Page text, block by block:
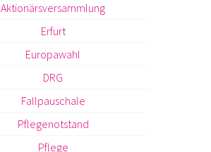
Aktionärsversammlung
Erfurt
Europawahl
DRG
Fallpauschale
Pflegenotstand
Pflege